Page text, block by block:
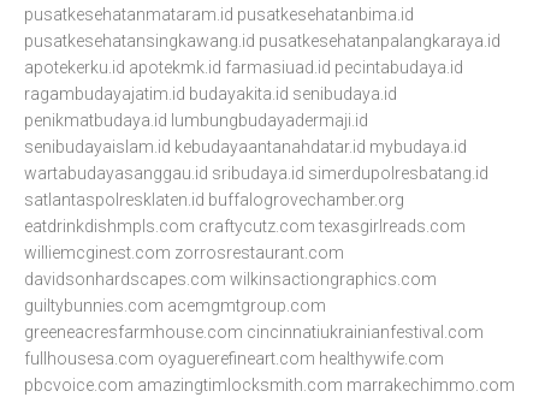
pusatkesehatanmataram.id pusatkesehatanbima.id
pusatkesehatansingkawang.id pusatkesehatanpalangkaraya.id
apotekerku.id apotekmk.id farmasiuad.id pecintabudaya.id
ragambudayajatim.id budayakita.id senibudaya.id
penikmatbudaya.id lumbungbudayadermaji.id
senibudayaislam.id kebudayaantanahdatar.id mybudaya.id
wartabudayasanggau.id sribudaya.id simerdupolresbatang.id
satlantaspolresklaten.id buffalogrovechamber.org
eatdrinkdishmpls.com craftycutz.com texasgirlreads.com
williemcginest.com zorrosrestaurant.com
davidsonhardscapes.com wilkinsactiongraphics.com
guiltybunnies.com acemgmtgroup.com
greeneacresfarmhouse.com cincinnatiukrainianfestival.com
fullhousesa.com oyaguerefineart.com healthywife.com
pbcvoice.com amazingtimlocksmith.com marrakechimmo.com